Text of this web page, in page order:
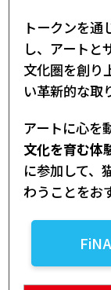
トークンを
し、アートと
文化圏を創り
い革新的な取
アートに心を
文化を育む体
に参加して、
わうことをお